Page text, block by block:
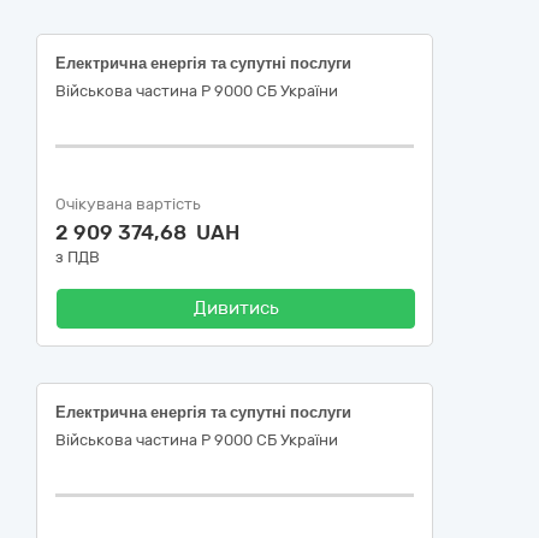
Електрична енергія та супутні послуги
Військова частина Р 9000 СБ України
Очікувана вартість
2 909 374,68 UAH
з ПДВ
Дивитись
Електрична енергія та супутні послуги
Військова частина Р 9000 СБ України